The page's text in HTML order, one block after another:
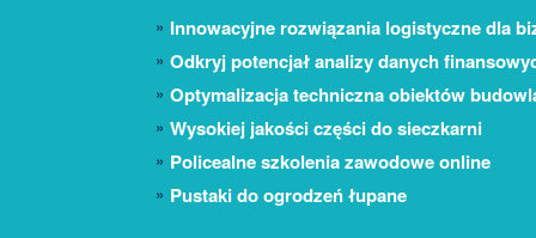
Innowacyjne rozwiązania logistyczne dla
Odkryj potencjał analizy danych
Optymalizacja techniczna obiektów
Wysokiej jakości części do sieczkarni
Policealne szkolenia zawodowe online
Pustaki do ogrodzeń łupane